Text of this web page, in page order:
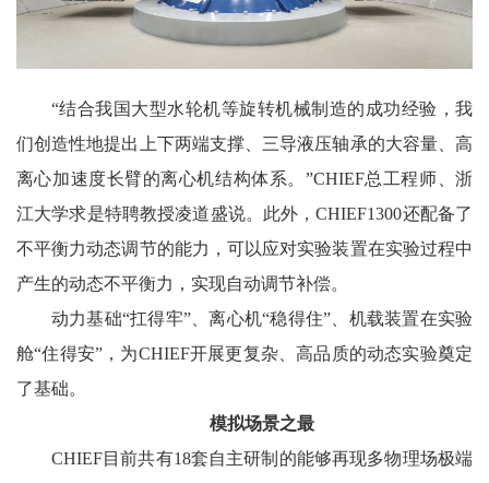
“结合我国大型水轮机等旋转机械制造的成功经验，我
们创造性地提出上下两端支撑、三导液压轴承的大容量、高
离心加速度长臂的离心机结构体系。”CHIEF总工程师、浙
江大学求是特聘教授凌道盛说。此外，CHIEF1300还配备了
不平衡力动态调节的能力，可以应对实验装置在实验过程中
产生的动态不平衡力，实现自动调节补偿。
动力基础“扛得牢”、离心机“稳得住”、机载装置在实验
舱“住得安”，为CHIEF开展更复杂、高品质的动态实验奠定
了基础。
模拟场景之最
CHIEF目前共有18套自主研制的能够再现多物理场极端